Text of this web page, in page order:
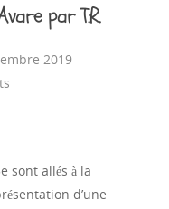
par T.R.
2019
sont allés à la
d’une